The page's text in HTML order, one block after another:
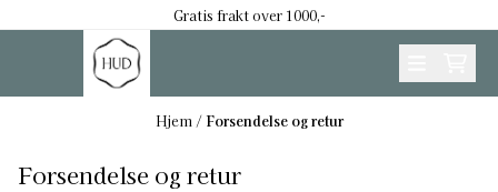
Gratis frakt over 1000,-
Hjem /Forsendelse og retur
Forsendelse og retur